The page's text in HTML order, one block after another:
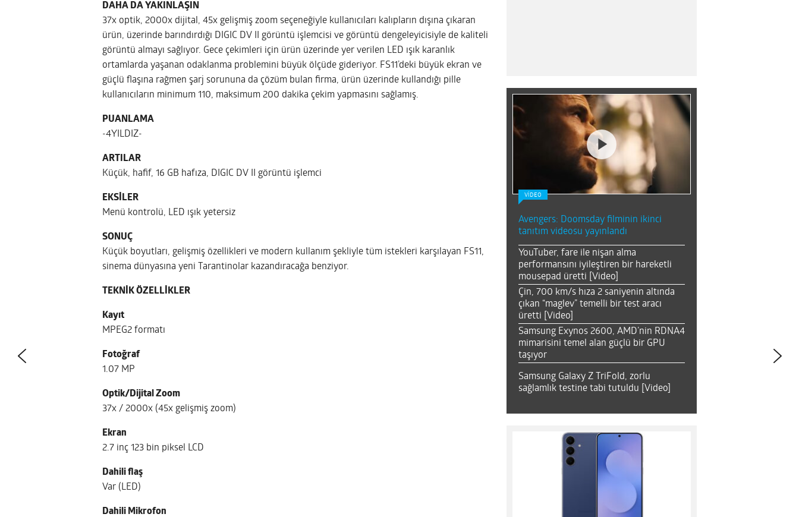
DAHA DA YAKINLAŞIN
37x optik, 2000x dijital, 45x gelişmiş zoom seçeneğiyle kullanıcıları kalıpların dışına çıkaran
ürün, üzerinde barındırdığı DIGIC DV II görüntü işlemcisi ve görüntü dengeleyicisiyle de kaliteli
görüntü almayı sağlıyor. Gece çekimleri için ürün üzerinde yer verilen LED ışık karanlık
ortamlarda yaşanan odaklanma problemini büyük ölçüde gideriyor. FS11’deki büyük ekran ve
güçlü flaşına rağmen şarj sorununa da çözüm bulan firma, ürün üzerinde kullandığı pille
kullanıcıların minimum 110, maksimum 200 dakika çekim yapmasını sağlamış.
PUANLAMA
-4YILDIZ-
ARTILAR
Küçük, hafif, 16 GB hafıza, DIGIC DV II görüntü işlemci
EKSİLER
Menü kontrolü, LED ışık yetersiz
SONUÇ
Küçük boyutları, gelişmiş özellikleri ve modern kullanım şekliyle tüm istekleri karşılayan FS11,
sinema dünyasına yeni Tarantinolar kazandıracağa benziyor.
TEKNİK ÖZELLİKLER
Kayıt
MPEG2 formatı
Fotoğraf
1.07 MP
Optik/Dijital Zoom
37x / 2000x (45x gelişmiş zoom)
Ekran
2.7 inç 123 bin piksel LCD
Dahili flaş
Var (LED)
Dahili Mikrofon
VİDEO
Avengers: Doomsday filminin ikinci
tanıtım videosu yayınlandı
YouTuber, fare ile nişan alma
performansını iyileştiren bir hareketli
mousepad üretti [Video]
Çin, 700 km/s hıza 2 saniyenin altında
çıkan “maglev” temelli bir test aracı
üretti [Video]
Samsung Exynos 2600, AMD’nin RDNA4
mimarisini temel alan güçlü bir GPU
taşıyor
Samsung Galaxy Z TriFold, zorlu
sağlamlık testine tabi tutuldu [Video]